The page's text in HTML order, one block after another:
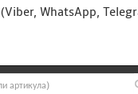
(Viber, WhatsApp,